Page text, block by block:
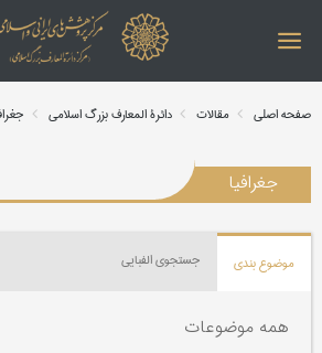
صفحه اصلی مقالات دائرة المعارف بزرگ اسلامی
جغرافیا
موضوع بندی جستجوی الفبایی
همه موضوعات